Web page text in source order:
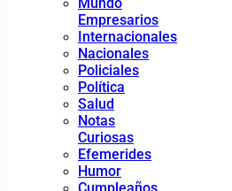
Empresarios
Internacionales
Nacionales
Policiales
Política
Salud
Notas
Curiosas
Efemerides
Humor